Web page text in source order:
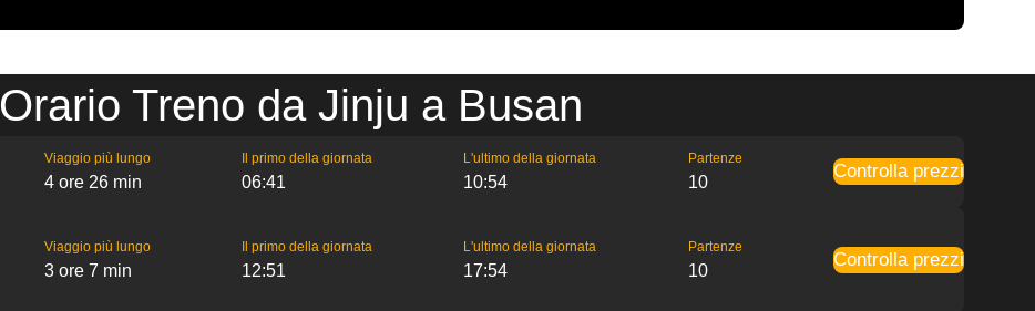
Orario Treno da Jinju a Busan
Viaggio più lungo
4 ore 26 min
Il primo della giornata
06:41
L'ultimo della giornata
10:54
Partenze
10
Controlla prezzi
Viaggio più lungo
3 ore 7 min
Il primo della giornata
12:51
L'ultimo della giornata
17:54
Partenze
10
Controlla prezzi